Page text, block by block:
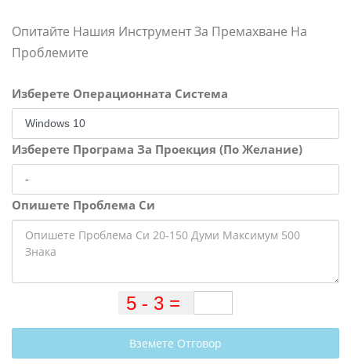
Опитайте Нашия Инструмент За Премахване На
Проблемите
Изберете Операционната Система
Изберете Програма За Проекция (По Желание)
Опишете Проблема Си
Вземете Отговор